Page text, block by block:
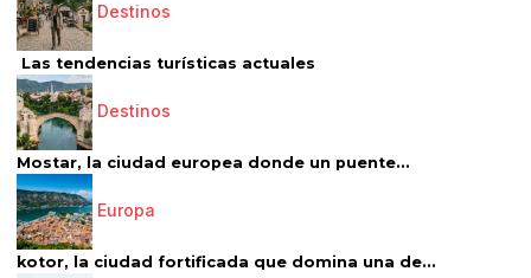
Destinos
Las tendencias turísticas actuales
Destinos
Mostar, la ciudad europea donde un puente...
Europa
kotor, la ciudad fortificada que domina una de...